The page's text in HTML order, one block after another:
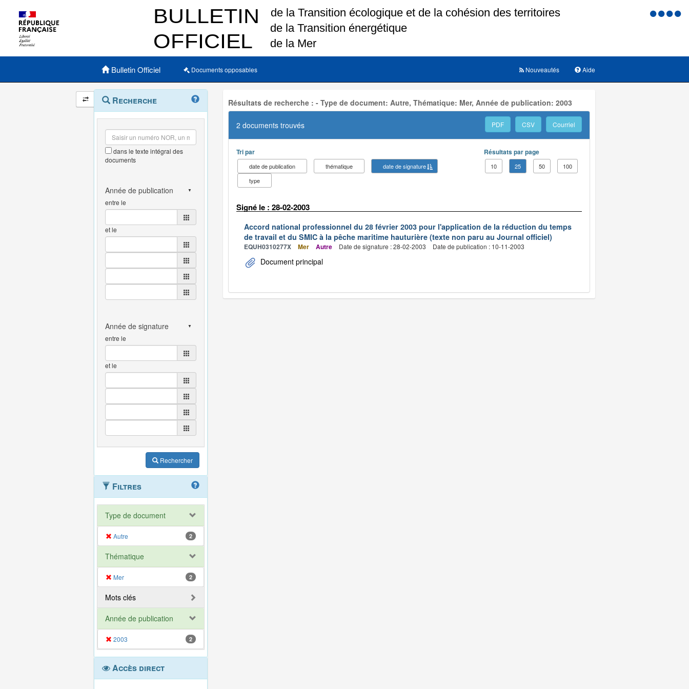
Menu
Menu principal
Bulletin Officiel Documents opposables Aide
Nouveautés
Navigation
et
outils
annexes
Menu
contextuel
Recherche
dans le texte intégral des
documents
entre le
et le
entre le
et le
Rechercher
Filtres
Type de document
Autre 2
Thématique
Mer 2
Mots clés
Année de publication
2003 2
Accès direct
Résultats de recherche : - Type de document: Autre, Thématique: Mer, Année de publication: 2003
2 documents trouvés PDF CSV Courriel
Tri par
date de publication thématique
date de signature
type
Résultats par page
10 25 50 100
Signé le : 28-02-2003
Accord national professionnel du 28 février 2003 pour l'application de la réduction du temps
de travail et du SMIC à la pêche maritime hauturière (texte non paru au Journal officiel)
EQUH0310277X Mer Autre Date de signature : 28-02-2003 Date de publication : 10-11-2003
Document principal